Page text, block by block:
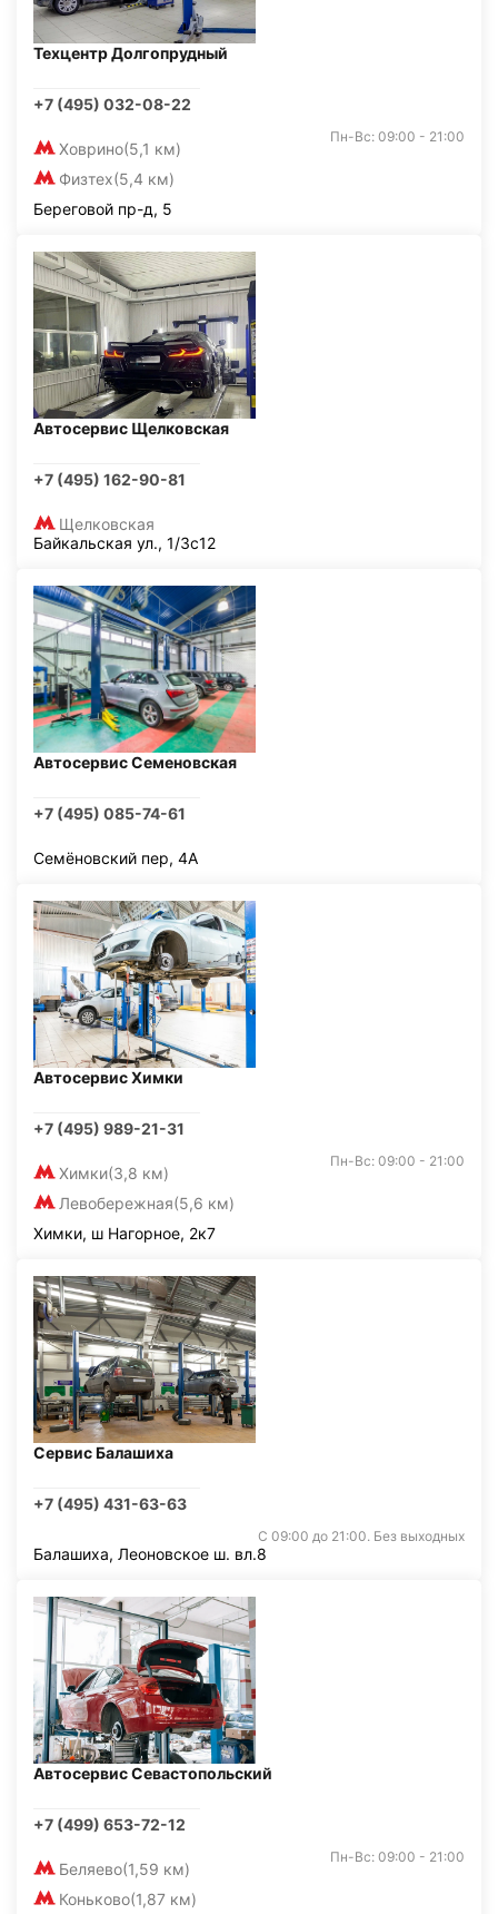
Техцентр Долгопрудный
+7 (495) 032-08-22
Ховрино(5,1 км)
Физтех(5,4 км)
Пн-Вс: 09:00 - 21:00
Береговой пр-д, 5
Автосервис Щелковская
+7 (495) 162-90-81
Щелковская
Байкальская ул., 1/3с12
Автосервис Семеновская
+7 (495) 085-74-61
Семёновский пер, 4А
Автосервис Химки
+7 (495) 989-21-31
Химки(3,8 км)
Левобережная(5,6 км)
Пн-Вс: 09:00 - 21:00
Химки, ш Нагорное, 2к7
Сервис Балашиха
+7 (495) 431-63-63
С 09:00 до 21:00. Без выходных
Балашиха, Леоновское ш. вл.8
Автосервис Севастопольский
+7 (499) 653-72-12
Беляево(1,59 км)
Коньково(1,87 км)
Пн-Вс: 09:00 - 21:00